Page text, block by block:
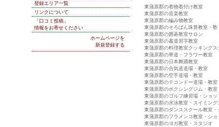
東蒲原郡の着物着付け教室
東蒲原郡の音楽教室
東蒲原郡の編み物教室
東蒲原郡のそろばん珠算教室・塾
東蒲原郡の囲碁教室サロン
東蒲原郡の書道習字教室
東蒲原郡の料理教室クッキングス
東蒲原郡の華道・フラワー教室
東蒲原郡の日本舞踊教室
東蒲原郡の合気道道場・教室
東蒲原郡の空手道場・教室
東蒲原郡のテコンドー道場・教室
東蒲原郡のボクシングジム・教室
東蒲原郡のゴルフ練習場・ショッ
東蒲原郡の水泳教室・スイミング
東蒲原郡のダンススクール教室・
東蒲原郡のフラメンコ教室・ショ
東蒲原郡のヨガ教室・スタジオ
登録エリア一覧
リンクについて
「口コミ投稿」
情報をお寄せください
ホームページを
新規登録する